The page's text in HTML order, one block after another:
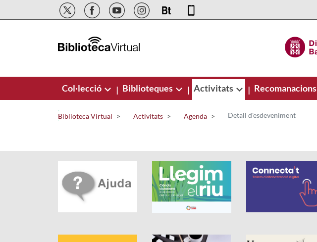
Salta al contingut principal
Col·lecció | Biblioteques | Activitats | Recomanacions
Biblioteca Virtual Activitats Agenda Detall d'esdeveniment